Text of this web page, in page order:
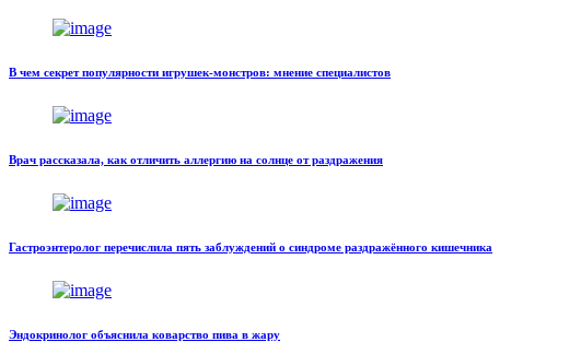
В чем секрет популярности игрушек-монстров: мнение специалистов
Врач рассказала, как отличить аллергию на солнце от раздражения
Гастроэнтеролог перечислила пять заблуждений о синдроме раздражённого кишечника
Эндокринолог объяснила коварство пива в жару